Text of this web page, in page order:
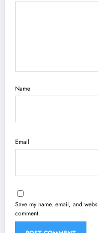
Name
Email
Save my name, email, and
comment.